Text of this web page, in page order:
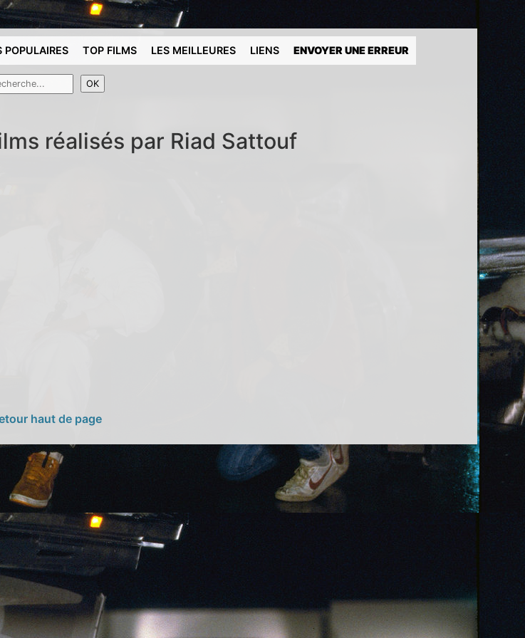
POPULAIRES TOP FILMS LES MEILLEURES LIENS ENVOYER UNE ERREUR
réalisés par Riad Sattouf
haut de page